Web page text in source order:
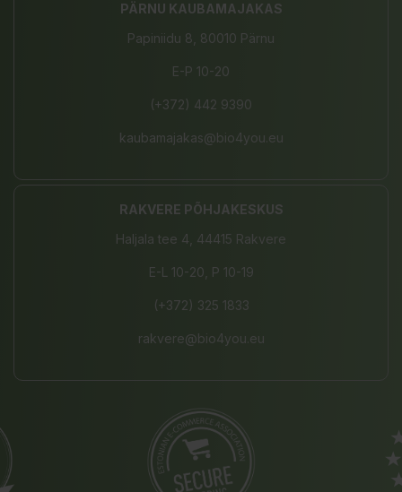
PÄRNU KAUBAMAJAKAS
Papiniidu 8, 80010 Pärnu
E-P 10-20
(+372) 442 9390
kaubamajakas@bio4you.eu
RAKVERE PÕHJAKESKUS
Haljala tee 4, 44415 Rakvere
E-L 10-20, P 10-19
(+372) 325 1833
rakvere@bio4you.eu